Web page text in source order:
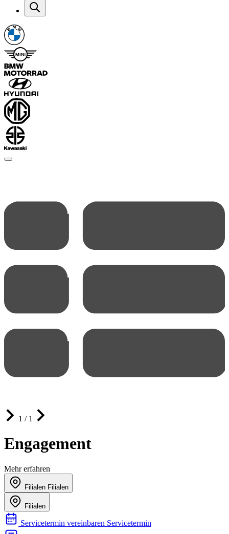
1 / 1
Engagement
Mehr erfahren
Filialen Filialen
Filialen
Servicetermin vereinbaren Servicetermin